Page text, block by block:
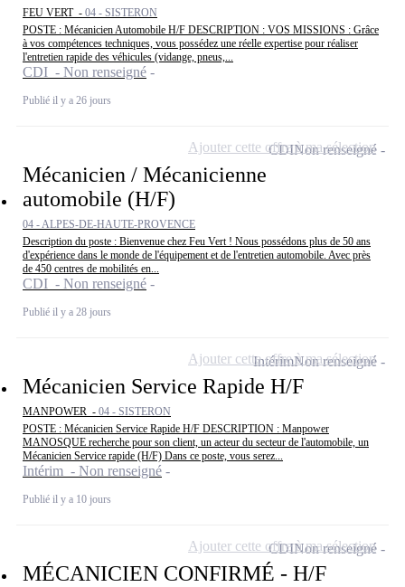
FEU VERT - 04 - SISTERON
POSTE : Mécanicien Automobile H/F DESCRIPTION : VOS MISSIONS : Grâce
à vos compétences techniques, vous possédez une réelle expertise pour réaliser
l'entretien rapide des véhicules (vidange, pneus,...
CDI - Non renseigné
Publié il y a 26 jours
Mécanicien / Mécanicienne
automobile (H/F)
04 - ALPES-DE-HAUTE-PROVENCE
Description du poste : Bienvenue chez Feu Vert ! Nous possédons plus de 50 ans
d'expérience dans le monde de l'équipement et de l'entretien automobile. Avec près
de 450 centres de mobilités en...
CDI - Non renseigné
Publié il y a 28 jours
CDINon renseigné
Ajouter cette offre à ma sélection
Mécanicien Service Rapide H/F
MANPOWER - 04 - SISTERON
POSTE : Mécanicien Service Rapide H/F DESCRIPTION : Manpower
MANOSQUE recherche pour son client, un acteur du secteur de l'automobile, un
Mécanicien Service rapide (H/F) Dans ce poste, vous serez...
Intérim - Non renseigné
Publié il y a 10 jours
IntérimNon renseigné
Ajouter cette offre à ma sélection
MÉCANICIEN CONFIRMÉ - H/F
CDINon renseigné
Ajouter cette offre à ma sélection